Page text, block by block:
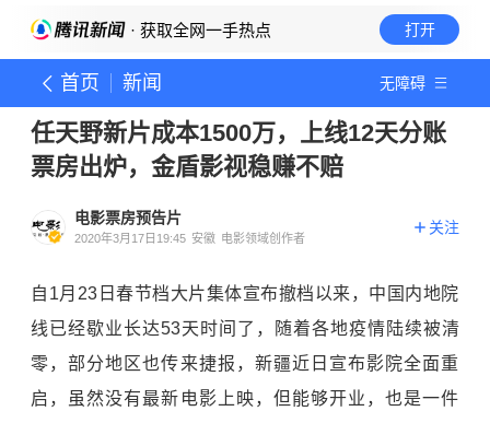
· 获取全网一手热点 打开
首页 新闻 无障碍
任天野新片成本1500万，上线12天分账
票房出炉，金盾影视稳赚不赔
电影票房预告片
2020年3月17日19:45 安徽 电影领域创作者
关注
自1月23日春节档大片集体宣布撤档以来，中国内地院
线已经歇业长达53天时间了，随着各地疫情陆续被清
零，部分地区也传来捷报，新疆近日宣布影院全面重
启，虽然没有最新电影上映，但能够开业，也是一件